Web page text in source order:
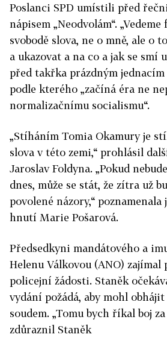
Poslanci SPD umístili před
nápisem „Neodvolám“.
svobodě slova, ne o mně, ale o
a ukazovat a na co a jak se smí
před takřka prázdným jednacím
podle kterého „začíná éra ne
normalizačnímu socialismu“.
„Stíháním Tomia Okamury je
slova v této zemi,“ prohlásil
Jaroslav Foldyna. „Pokud
dnes, může se stát, že zítra už
povolené názory,“ poznamenala
hnutí Marie Pošarová.
Předsedkyni mandátového a
Helenu Válkovou (ANO) zajímal
policejní žádosti. Staněk
vydání požádá, aby mohl
soudem. „Tomu bych říkal boj
zdůraznil Staněk